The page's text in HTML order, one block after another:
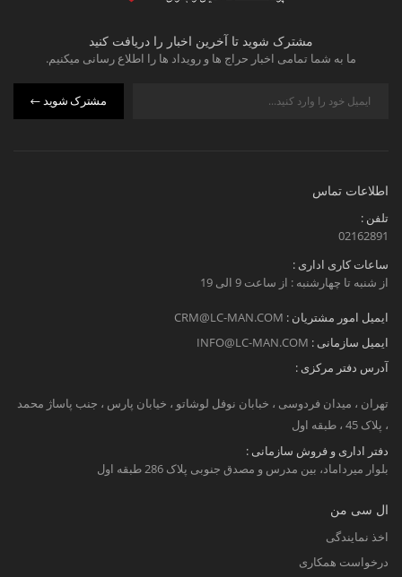
مشترک شوید تا آخرین اخبار را دریافت کنید
ما به شما تمامی اخبار حراج ها و رویداد ها را اطلاع رسانی میکنیم.
مشترک شوید
اطلاعات تماس
تلفن :
02162891
ساعات کاری اداری :
از شنبه تا چهارشنبه : از ساعت 9 الی 19
ایمیل امور مشتریان : CRM@LC-MAN.COM
ایمیل سازمانی : INFO@LC-MAN.COM
آدرس دفتر مرکزی :
تهران ، میدان فردوسی ، خبابان نوفل لوشاتو ، خیابان پارس ، جنب پاساژ محمد
، پلاک 45 ، طبقه اول
دفتر اداری و فروش سازمانی :
بلوار میرداماد، بین مدرس و مصدق جنوبی پلاک 286 طبقه اول
ال سی من
اخذ نمایندگی
درخواست همکاری